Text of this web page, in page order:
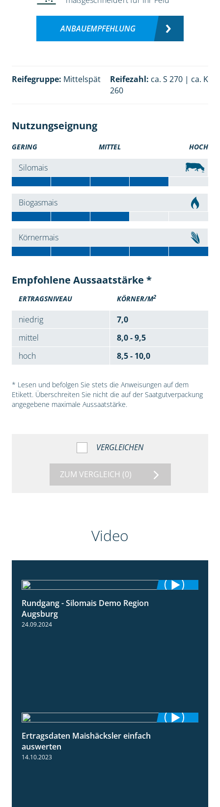
ANBAUEMPFEHLUNG
Reifegruppe: Mittelspät Reifezahl: ca. S 270 | ca. K
260
Nutzungseignung
GERING MITTEL HOCH
Silomais
Biogasmais
Körnermais
Empfohlene Aussaatstärke *
ERTRAGSNIVEAU KÖRNER/M2
niedrig
7,0
mittel
8,0 - 9,5
hoch
8,5 - 10,0
* Lesen und befolgen Sie stets die Anweisungen auf dem
Etikett. Überschreiten Sie nicht die auf der Saatgutverpackung
angegebene maximale Aussaatstärke.
VERGLEICHEN
ZUM VERGLEICH (0)
Video
Rundgang - Silomais Demo Region
Augsburg
24.09.2024
Ertragsdaten Maishäcksler einfach
auswerten
14.10.2023